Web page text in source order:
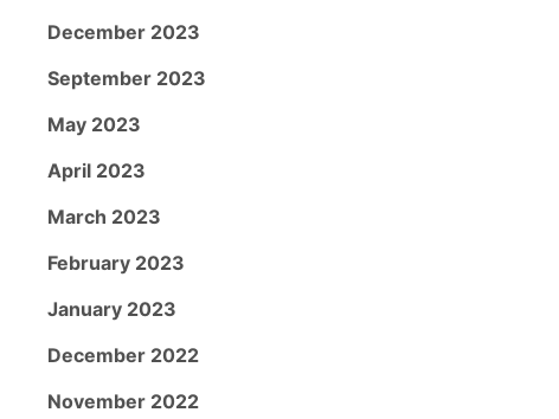
December 2023
September 2023
May 2023
April 2023
March 2023
February 2023
January 2023
December 2022
November 2022